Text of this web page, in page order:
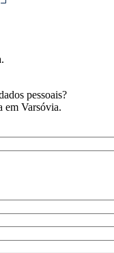
pessoais?
Varsóvia.